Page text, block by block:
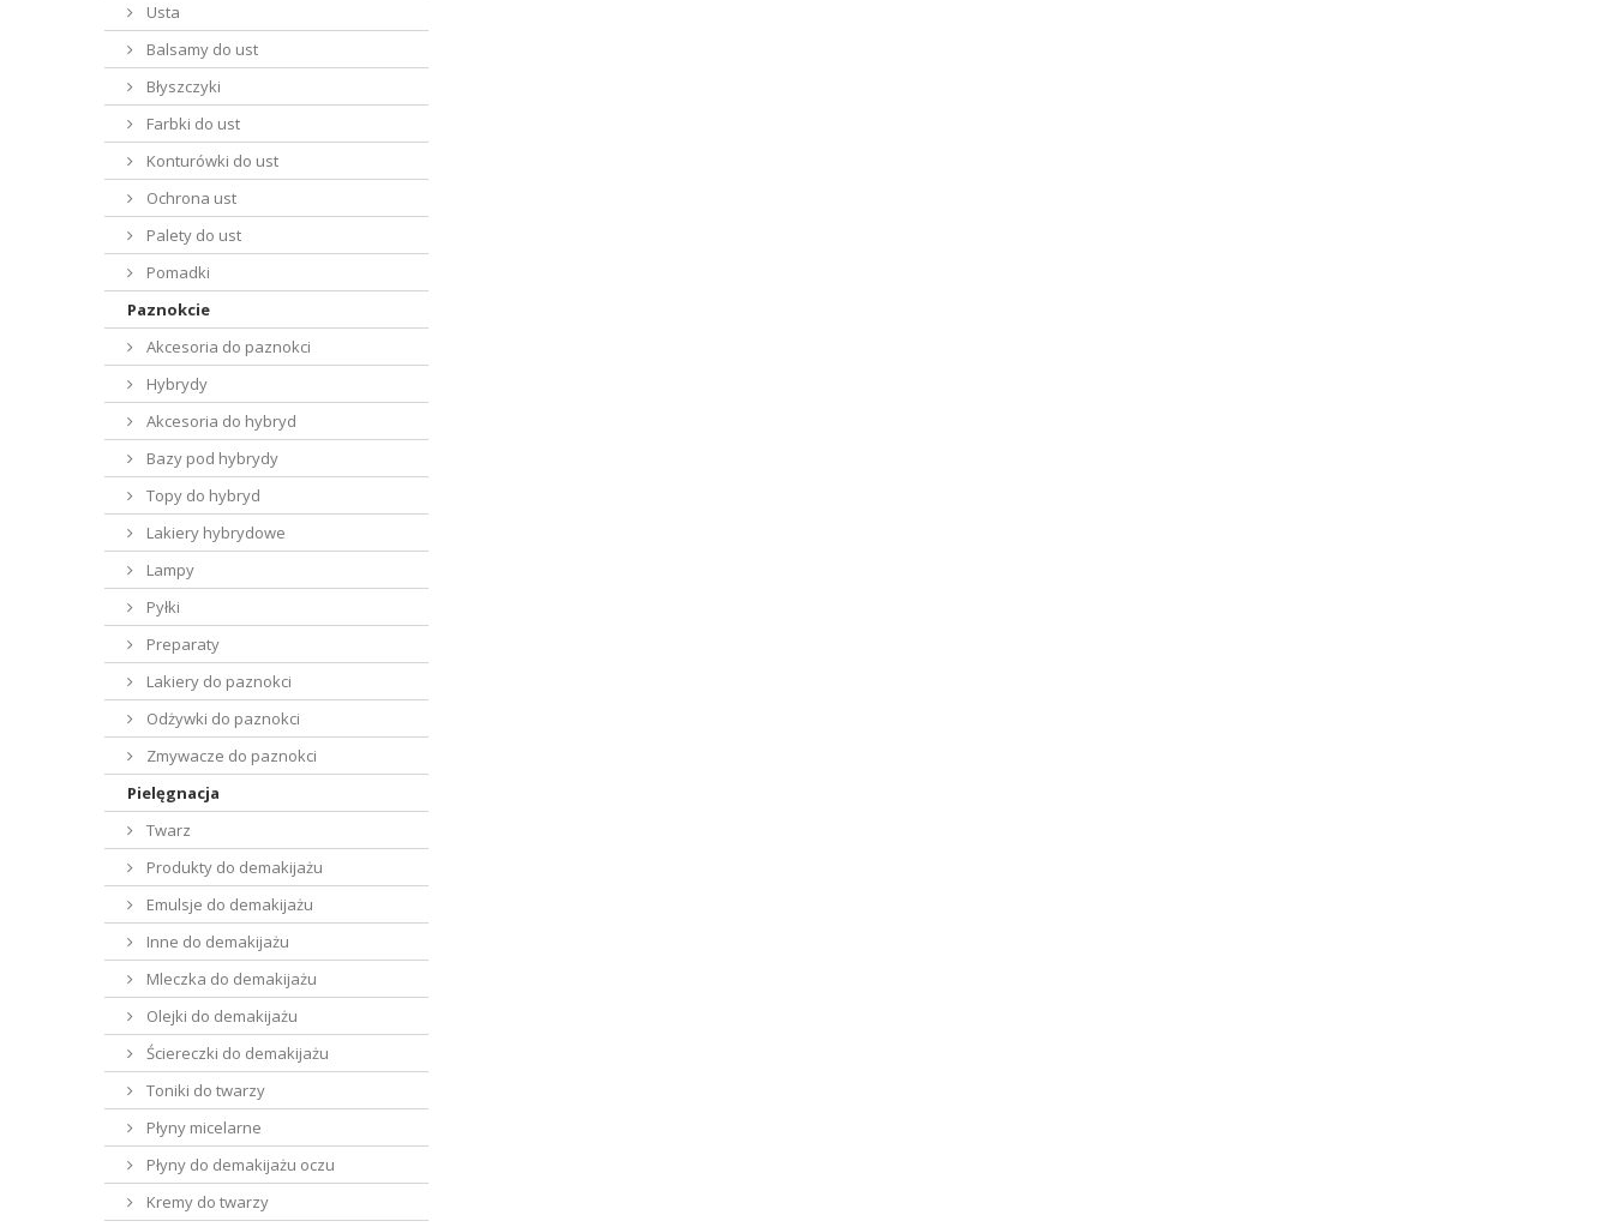
Usta
Balsamy do ust
Błyszczyki
Farbki do ust
Konturówki do ust
Ochrona ust
Palety do ust
Pomadki
Paznokcie
Akcesoria do paznokci
Hybrydy
Akcesoria do hybryd
Bazy pod hybrydy
Topy do hybryd
Lakiery hybrydowe
Lampy
Pyłki
Preparaty
Lakiery do paznokci
Odżywki do paznokci
Zmywacze do paznokci
Pielęgnacja
Twarz
Produkty do demakijażu
Emulsje do demakijażu
Inne do demakijażu
Mleczka do demakijażu
Olejki do demakijażu
Ściereczki do demakijażu
Toniki do twarzy
Płyny micelarne
Płyny do demakijażu oczu
Kremy do twarzy